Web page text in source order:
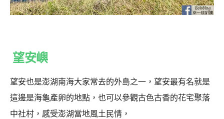
望安嶼
望安也是澎湖南海大家常去的外島之一，望安最有名就是
這邊是海龜產卵的地點，也可以參觀古色古香的花宅聚落
中社村，感受澎湖當地風土民情，